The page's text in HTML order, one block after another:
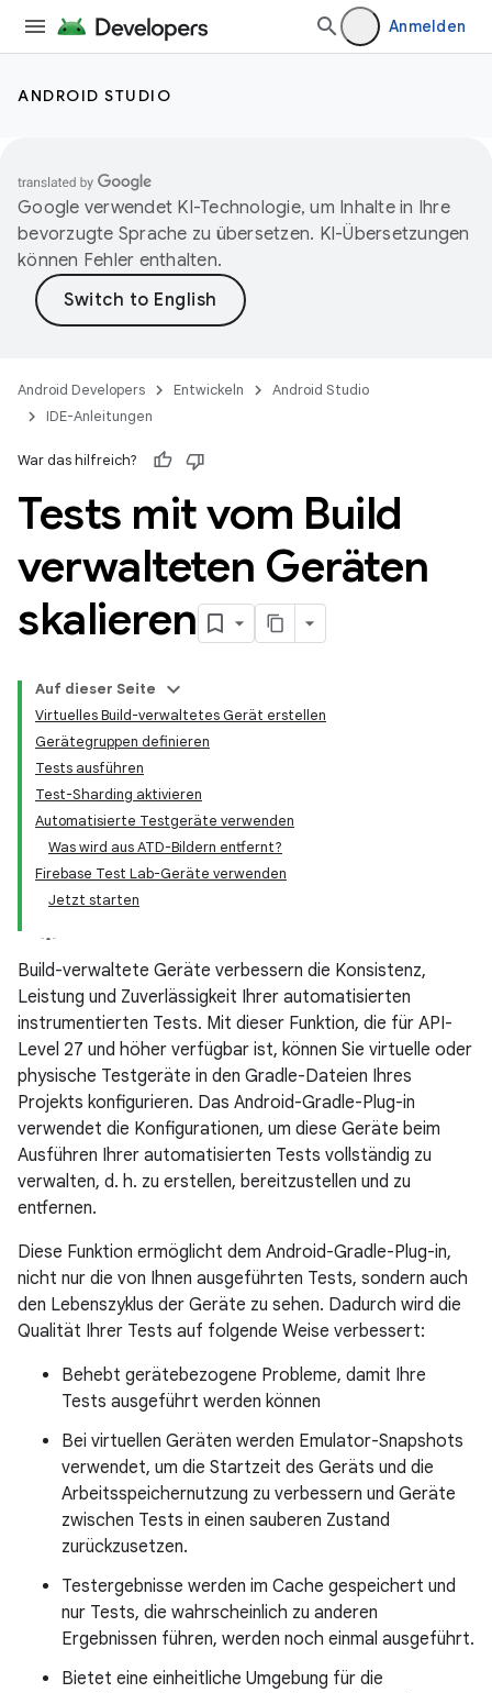
Anmelden
ANDROID STUDIO
Google verwendet KI-Technologie, um Inhalte in Ihre
bevorzugte Sprache zu übersetzen. KI-Übersetzungen
können Fehler enthalten.
Android Developers Entwickeln
Android Studio
IDE-Anleitungen
War das hilfreich?
Tests mit vom Build
verwalteten Geräten
skalieren
Auf dieser Seite
Virtuelles Build-verwaltetes Gerät erstellen
Gerätegruppen definieren
Tests ausführen
Test-Sharding aktivieren
Automatisierte Testgeräte verwenden
Was wird aus ATD-Bildern entfernt?
Firebase Test Lab-Geräte verwenden
Jetzt starten
Build-verwaltete Geräte verbessern die Konsistenz,
Leistung und Zuverlässigkeit Ihrer automatisierten
instrumentierten Tests. Mit dieser Funktion, die für API-
Level 27 und höher verfügbar ist, können Sie virtuelle oder
physische Testgeräte in den Gradle-Dateien Ihres
Projekts konfigurieren. Das Android-Gradle-Plug-in
verwendet die Konfigurationen, um diese Geräte beim
Ausführen Ihrer automatisierten Tests vollständig zu
verwalten, d. h. zu erstellen, bereitzustellen und zu
entfernen.
Diese Funktion ermöglicht dem Android-Gradle-Plug-in,
nicht nur die von Ihnen ausgeführten Tests, sondern auch
den Lebenszyklus der Geräte zu sehen. Dadurch wird die
Qualität Ihrer Tests auf folgende Weise verbessert:
Behebt gerätebezogene Probleme, damit Ihre
Tests ausgeführt werden können
Bei virtuellen Geräten werden Emulator-Snapshots
verwendet, um die Startzeit des Geräts und die
Arbeitsspeichernutzung zu verbessern und Geräte
zwischen Tests in einen sauberen Zustand
zurückzusetzen.
Testergebnisse werden im Cache gespeichert und
nur Tests, die wahrscheinlich zu anderen
Ergebnissen führen, werden noch einmal ausgeführt.
Bietet eine einheitliche Umgebung für die